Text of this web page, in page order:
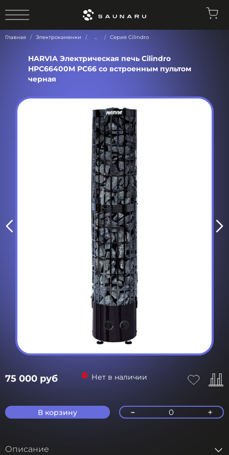
Главная Электрокаменки ... Серия Cilindro
HARVIA Электрическая печь Cilindro
HPC66400M PC66 со встроенным пультом
черная
75 000 руб Нет в наличии
В корзину - 0 +
Описание